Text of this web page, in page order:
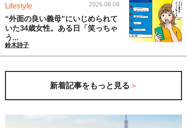
Lifestyle 2026.08.08
“外面の良い義母”にいじめられて
いた34歳女性。ある日「笑っちゃ
う...
鈴木詩子
新着記事をもっと見る